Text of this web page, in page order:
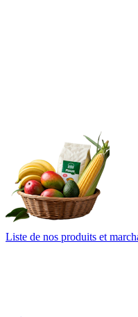
Liste de nos produits et